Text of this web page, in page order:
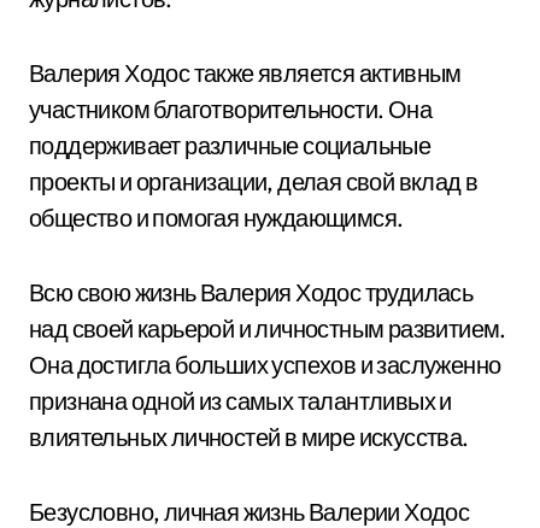
Валерия Ходос также является активным
участником благотворительности. Она
поддерживает различные социальные
проекты и организации, делая свой вклад в
общество и помогая нуждающимся.
Всю свою жизнь Валерия Ходос трудилась
над своей карьерой и личностным развитием.
Она достигла больших успехов и заслуженно
признана одной из самых талантливых и
влиятельных личностей в мире искусства.
Безусловно, личная жизнь Валерии Ходос